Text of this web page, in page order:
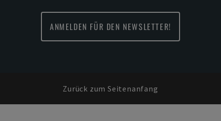
ANMELDEN FÜR DEN NEWSLETTER!
Zurück zum Seitenanfang